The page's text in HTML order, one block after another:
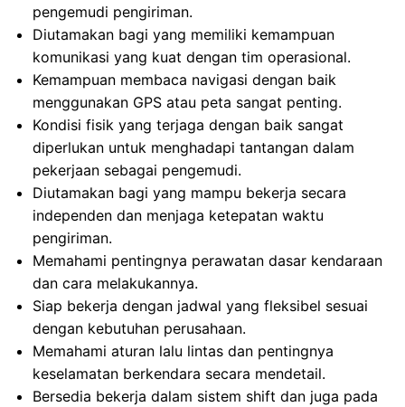
pengemudi pengiriman.
Diutamakan bagi yang memiliki kemampuan
komunikasi yang kuat dengan tim operasional.
Kemampuan membaca navigasi dengan baik
menggunakan GPS atau peta sangat penting.
Kondisi fisik yang terjaga dengan baik sangat
diperlukan untuk menghadapi tantangan dalam
pekerjaan sebagai pengemudi.
Diutamakan bagi yang mampu bekerja secara
independen dan menjaga ketepatan waktu
pengiriman.
Memahami pentingnya perawatan dasar kendaraan
dan cara melakukannya.
Siap bekerja dengan jadwal yang fleksibel sesuai
dengan kebutuhan perusahaan.
Memahami aturan lalu lintas dan pentingnya
keselamatan berkendara secara mendetail.
Bersedia bekerja dalam sistem shift dan juga pada